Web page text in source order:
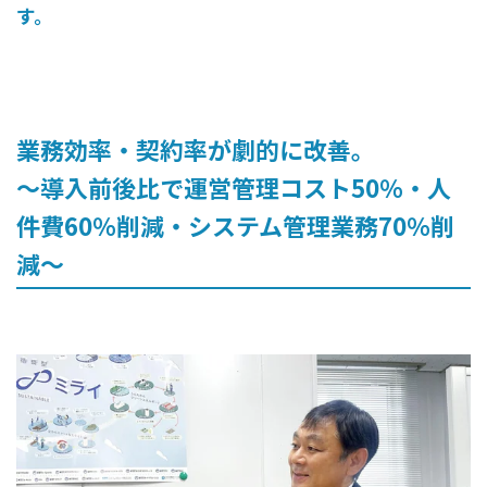
す。
業務効率・契約率が劇的に改善。
〜導入前後比で運営管理コスト50％・人
件費60％削減・システム管理業務70％削
減〜